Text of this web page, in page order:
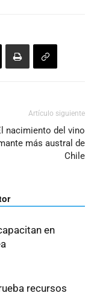
Artículo siguiente
nacimiento del vino
más austral de
Chile
en
recursos